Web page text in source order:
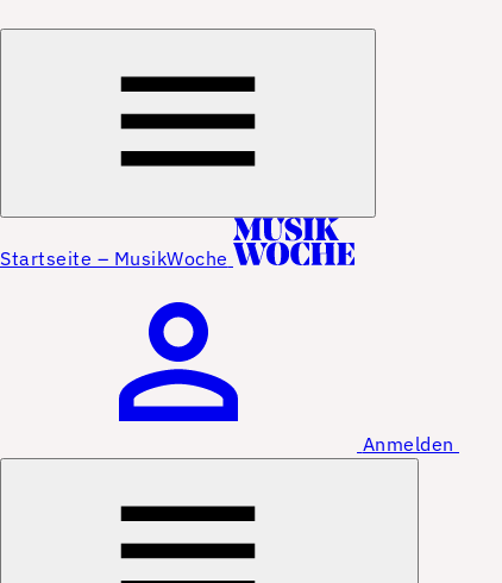
Startseite – MusikWoche
Anmelden